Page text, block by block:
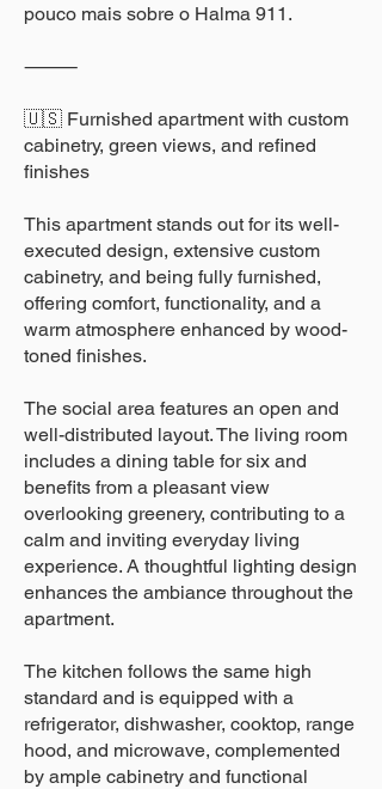
pouco mais sobre o Halma 911.
⸻
🇺🇸 Furnished apartment with custom
cabinetry, green views, and refined
finishes
This apartment stands out for its well-
executed design, extensive custom
cabinetry, and being fully furnished,
offering comfort, functionality, and a
warm atmosphere enhanced by wood-
toned finishes.
The social area features an open and
well-distributed layout. The living room
includes a dining table for six and
benefits from a pleasant view
overlooking greenery, contributing to a
calm and inviting everyday living
experience. A thoughtful lighting design
enhances the ambiance throughout the
apartment.
The kitchen follows the same high
standard and is equipped with a
refrigerator, dishwasher, cooktop, range
hood, and microwave, complemented
by ample cabinetry and functional